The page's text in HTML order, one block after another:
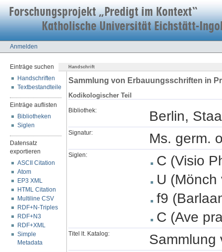
Anmelden
Einträge suchen
Handschriften
Textbestandteile
Einträge auflisten
Bibliotheken
Siglen
Datensatz
exportieren
ASCII Citation
Atom
EP3 XML
HTML Citation
Multiline CSV
RDF+N-Triples
RDF+N3
RDF+XML
Simple
Metadata
Handschrift
Sammlung von Erbauungsschriften in
Kodikologischer Teil
Bibliothek: Berlin,
Signatur: Ms. germ.
Siglen:
C (Visio
U
f9
C (Ave
Titel lt. Katalog: Sammlung